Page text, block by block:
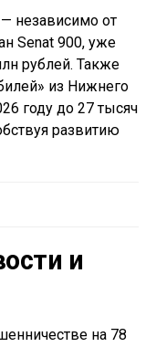
независимо от
Senat 900, уже
рублей. Также
из Нижнего
году до 27 тысяч
развитию
и
на 78